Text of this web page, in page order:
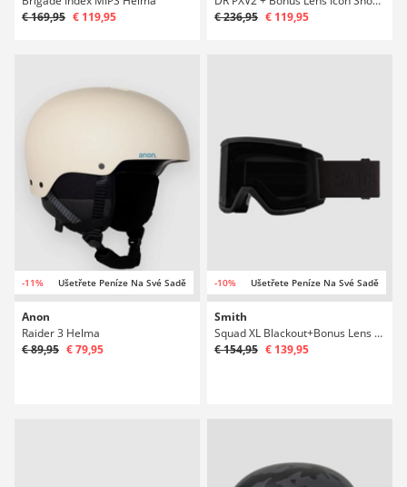
€ 169,95 € 119,95
€ 236,95 € 119,95
-11% Ušetřete Peníze Na Své Sadě
Anon
Raider 3 Helma
€ 89,95 € 79,95
-10% Ušetřete Peníze Na Své Sadě
Smith
Squad XL Blackout+Bonus Lens Snowboardové brýle
€ 154,95 € 139,95